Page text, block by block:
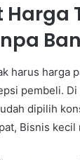
harus harga
pembeli.
dipilih
Bisnis